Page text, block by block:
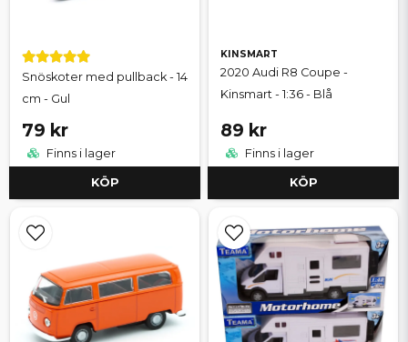
Snöskoter med pullback - 14
cm - Gul
79 kr
Finns i lager
KÖP
KINSMART
2020 Audi R8 Coupe -
Kinsmart - 1:36 - Blå
89 kr
Finns i lager
KÖP